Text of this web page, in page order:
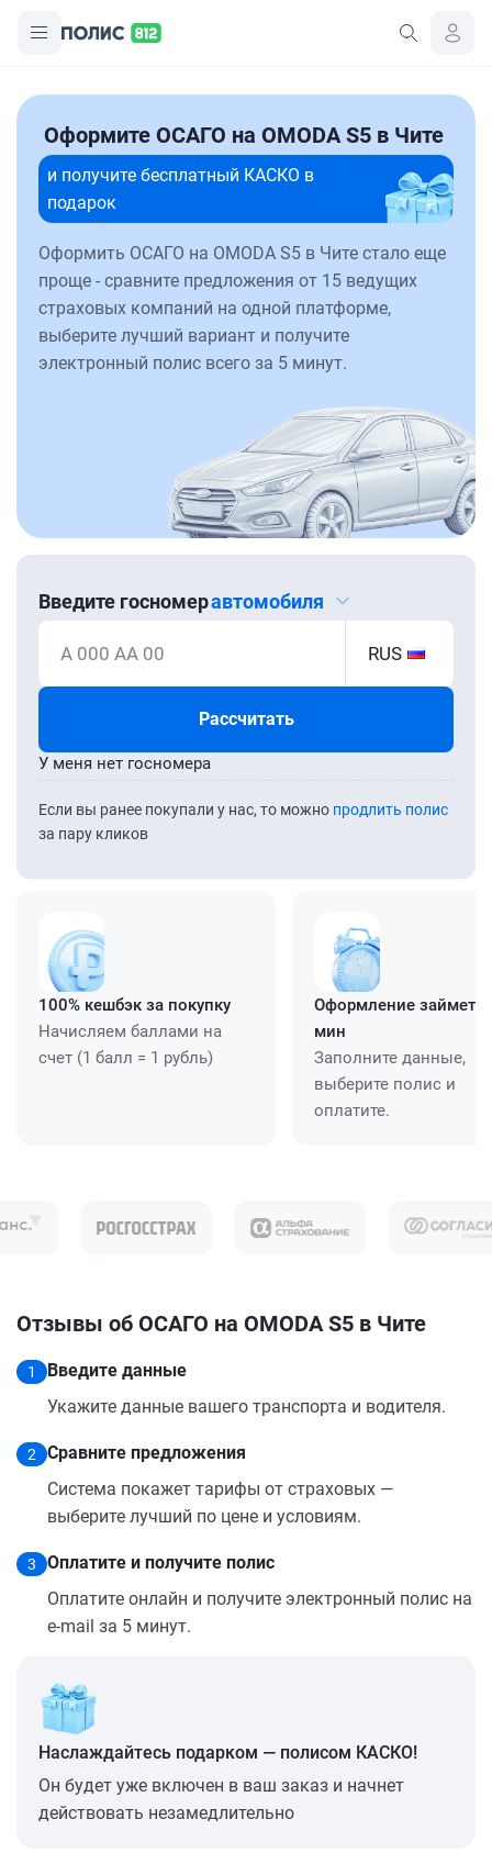
Оформите ОСАГО на OMODA S5 в Чите
и получите бесплатный КАСКО в
подарок
Оформить ОСАГО на OMODA S5 в Чите стало еще
проще - сравните предложения от 15 ведущих
страховых компаний на одной платформе,
выберите лучший вариант и получите
электронный полис всего за 5 минут.
Введите госномеравтомобиля
А 000 АА 00 RUS
Рассчитать
Если вы ранее покупали у нас, то можно продлить полис
за пару кликов
У меня нет госномера
100% кешбэк за покупку
Начисляем баллами на
счет (1 балл = 1 рубль)
Оформление займет
мин
Заполните данные,
выберите полис и
оплатите.
Отзывы об ОСАГО на OMODA S5 в Чите
1
Введите данные
Укажите данные вашего транспорта и водителя.
2
Сравните предложения
Система покажет тарифы от страховых —
выберите лучший по цене и условиям.
3
Оплатите и получите полис
Оплатите онлайн и получите электронный полис на
e-mail за 5 минут.
Наслаждайтесь подарком — полисом КАСКО!
Он будет уже включен в ваш заказ и начнет
действовать незамедлительно